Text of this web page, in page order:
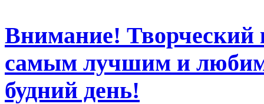
Внимание!
самым лучшим и
будний день!